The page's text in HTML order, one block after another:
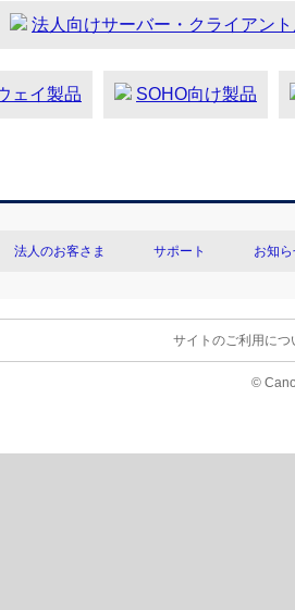
法人向けサーバー・クライアン
ェイ製品 SOHO向け製品
法人のお客さま サポート お知
サイトのご利用につ
©